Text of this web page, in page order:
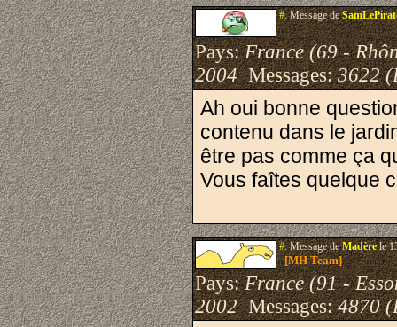
#.Message de
Pays:France (69 -
2004Messages:3622
Ah oui bonne
contenu dans le
être pas comme ça
Vous faîtes quelque
#.Message deMadèrele
[MH Team]
Pays:France (91 -
2002Messages:4870